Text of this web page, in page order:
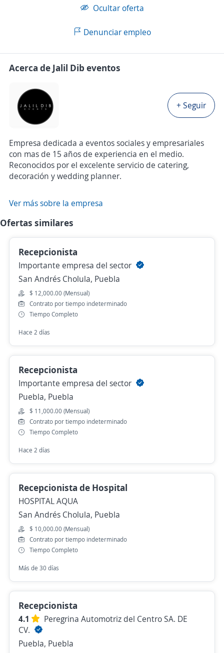
Ocultar oferta
Denunciar empleo
Acerca de Jalil Dib eventos
+ Seguir
Empresa dedicada a eventos sociales y empresariales
con mas de 15 años de experiencia en el medio.
Reconocidos por el excelente servicio de catering,
decoración y wedding planner.
Ver más sobre la empresa
Ofertas similares
Recepcionista
Importante empresa del sector
San Andrés Cholula, Puebla
$ 12,000.00 (Mensual)
Contrato por tiempo indeterminado
Tiempo Completo
Hace 2 días
Recepcionista
Importante empresa del sector
Puebla, Puebla
$ 11,000.00 (Mensual)
Contrato por tiempo indeterminado
Tiempo Completo
Hace 2 días
Recepcionista de Hospital
HOSPITAL AQUA
San Andrés Cholula, Puebla
$ 10,000.00 (Mensual)
Contrato por tiempo indeterminado
Tiempo Completo
Más de 30 días
Recepcionista
4.1
Peregrina Automotriz del Centro SA. DE
CV.
Puebla, Puebla